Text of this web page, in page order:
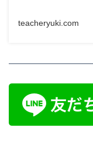
teacheryuki.com